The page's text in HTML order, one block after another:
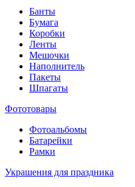
Банты
Бумага
Коробки
Ленты
Мешочки
Наполнитель
Пакеты
Шпагаты
Фототовары
Фотоальбомы
Батарейки
Рамки
Украшения для праздника